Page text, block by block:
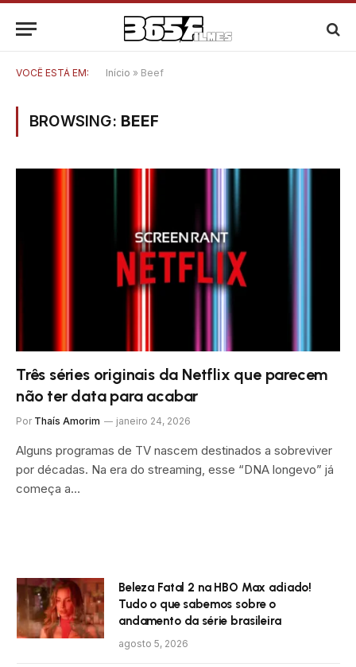
VOCÊ ESTÁ EM: Início » Beef
BROWSING: BEEF
Três séries originais da Netflix que parecem
não ter data para acabar
Por Thaís Amorim janeiro 24, 2026
Alguns programas de TV nascem destinados a sobreviver
por décadas. Na era do streaming, esse “DNA longevo” já
começa a…
Beleza Fatal 2 na HBO Max adiado!
Tudo o que sabemos sobre o
andamento da série brasileira
agosto 5, 2026